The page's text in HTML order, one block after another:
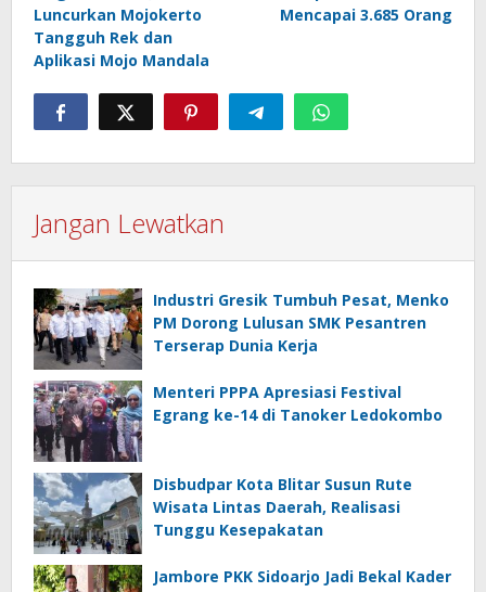
Luncurkan Mojokerto
Tangguh Rek dan
Aplikasi Mojo Mandala
Mencapai 3.685 Orang
Jangan Lewatkan
Industri Gresik Tumbuh Pesat, Menko
PM Dorong Lulusan SMK Pesantren
Terserap Dunia Kerja
Menteri PPPA Apresiasi Festival
Egrang ke-14 di Tanoker Ledokombo
Disbudpar Kota Blitar Susun Rute
Wisata Lintas Daerah, Realisasi
Tunggu Kesepakatan
Jambore PKK Sidoarjo Jadi Bekal Kader